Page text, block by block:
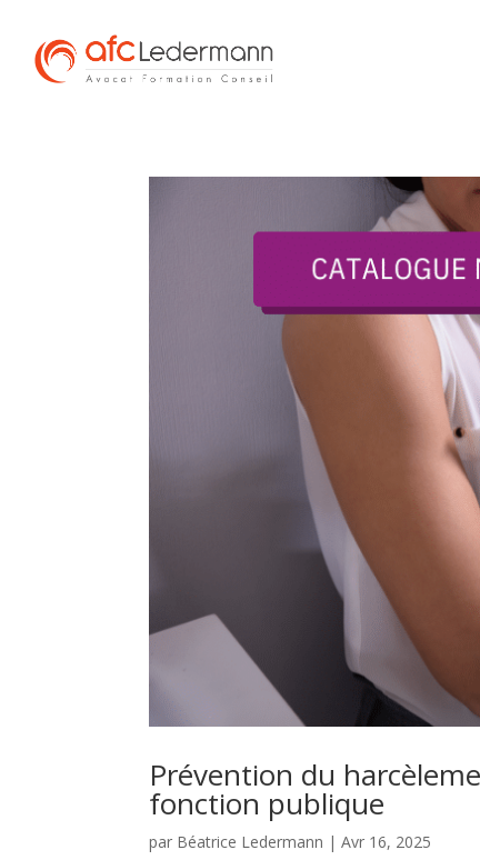
Prévention du
fonction publique
par Béatrice Ledermann |Avr 16, 2025